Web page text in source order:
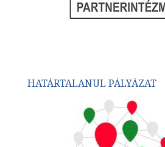
HATÁRTALANUL PÁLYÁZAT